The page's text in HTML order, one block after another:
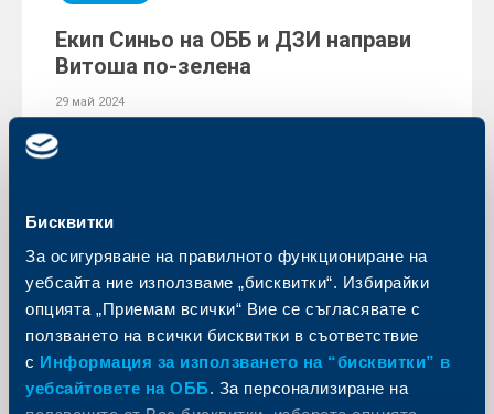
Бисквитки
За осигуряване на правилното функциониране на
уебсайта ние използваме „бисквитки“. Избирайки
опцията „Приемам всички“ Вие се съгласявате с
ползването на всички бисквитки в съответствие
с Информация за използването на “бисквитки” в
уебсайтовете на ОББ. За персонализиране на
Екип Синьо на ОББ и ДЗИ направи
Витоша по-зелена
29 май 2024
1000 фиданки от вида обикновен смърч бяха
засадени от служителите на ОББ и ДЗИ. В акцията
Още
инициативи